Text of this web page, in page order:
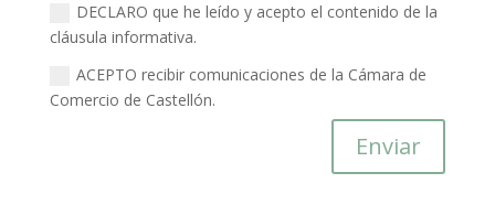
DECLARO que he leído y acepto el contenido de la
cláusula informativa.
ACEPTO recibir comunicaciones de la Cámara de
Comercio de Castellón.
Enviar